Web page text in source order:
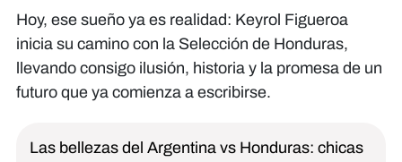
Hoy, ese sueño ya es realidad: Keyrol Figueroa
inicia su camino con la Selección de Honduras,
llevando consigo ilusión, historia y la promesa de un
futuro que ya comienza a escribirse.
Las bellezas del Argentina vs Honduras: chicas